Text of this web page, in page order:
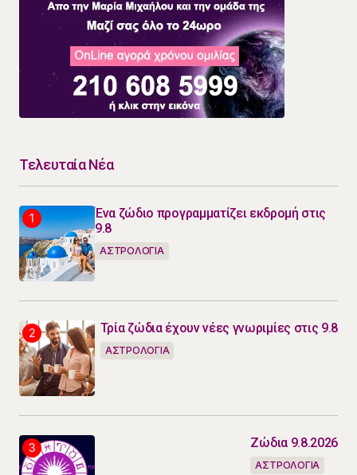
Τελευταία Νέα
Ένα ζώδιο προγραμματίζει εκδρομή στις
9.8
ΑΣΤΡΟΛΟΓΙΑ
Τρία ζώδια έχουν νέες γνωριμίες στις 9.8
ΑΣΤΡΟΛΟΓΙΑ
Ζώδια 9.8.2026
ΑΣΤΡΟΛΟΓΙΑ